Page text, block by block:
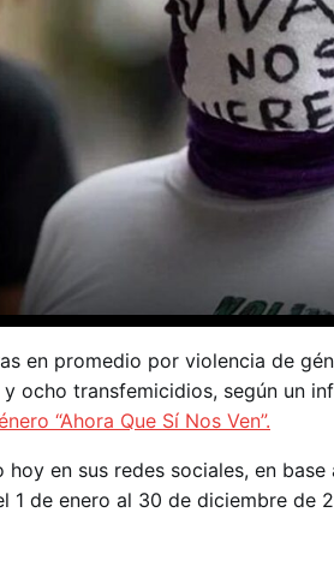
en promedio por violencia de
ocho transfemicidios, según un
“Ahora Que Sí Nos Ven”.
en sus redes sociales, en base
1 de enero al 30 de diciembre de